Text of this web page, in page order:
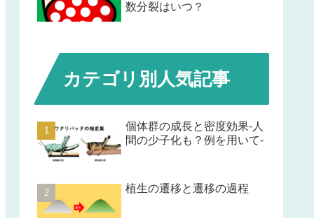
数分裂はいつ？
カテゴリ別人気記事
個体群の成長と密度効果-人
間の少子化も？例を用いて-
植生の遷移と遷移の過程